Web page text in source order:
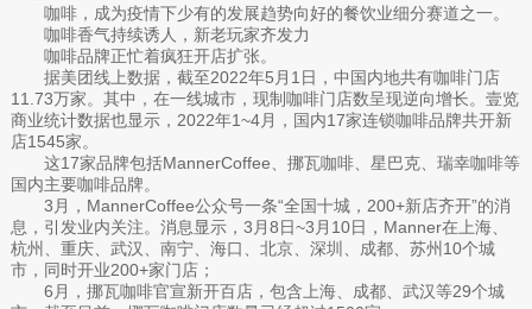
咖啡，成为疫情下少有的发展趋势向好的餐饮业细分赛道之一。
咖啡香气持续诱人，新老玩家齐发力
咖啡品牌正忙着疯狂开店扩张。
据美团线上数据，截至2022年5月1日，中国内地共有咖啡门店
11.73万家。其中，在一线城市，现制咖啡门店数呈现逆向增长。壹览
商业统计数据也显示，2022年1~4月，国内17家连锁咖啡品牌共开新
店1545家。
这17家品牌包括MannerCoffee、挪瓦咖啡、星巴克、瑞幸咖啡等
国内主要咖啡品牌。
3月，MannerCoffee公众号一条“全国十城，200+新店齐开”的消
息，引发业内关注。消息显示，3月8日~3月10日，Manner在上海、
杭州、重庆、武汉、南宁、海口、北京、深圳、成都、苏州10个城
市，同时开业200+家门店；
6月，挪瓦咖啡官宣新开百店，包含上海、成都、武汉等29个城